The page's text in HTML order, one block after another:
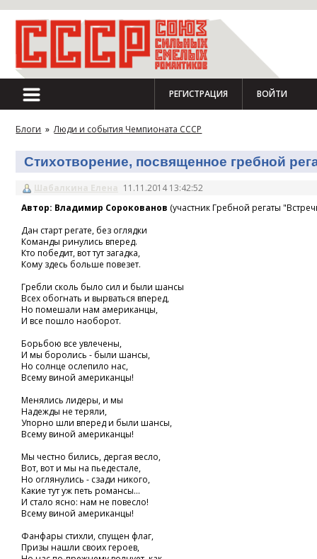
РЕГИСТРАЦИЯ ВОЙТИ
Блоги » Люди и события Чемпионата СССР
Стихотворение, посвященное гребной
Шабалкина Елена 11.11.2014 13:42:52
Автор: Владимир Сорокованов (участник Гребной регаты
Дан старт регате, без оглядки
Команды ринулись вперед.
Кто победит, вот тут загадка,
Кому здесь больше повезет.
Гребли сколь было сил и были шансы
Всех обогнать и вырваться вперед,
Но помешали нам американцы,
И все пошло наоборот.
Борьбою все увлечены,
И мы боролись - были шансы,
Но солнце ослепило нас,
Всему виной американцы!
Менялись лидеры, и мы
Надежды не теряли,
Упорно шли вперед и были шансы,
Всему виной американцы!
Мы честно бились, дергая весло,
Вот, вот и мы на пьедестале,
Но оглянулись - сзади никого,
Какие тут уж петь романсы...
И стало ясно: нам не повесло!
Всему виной американцы!
Фанфары стихли, спущен флаг,
Призы нашли своих героев,